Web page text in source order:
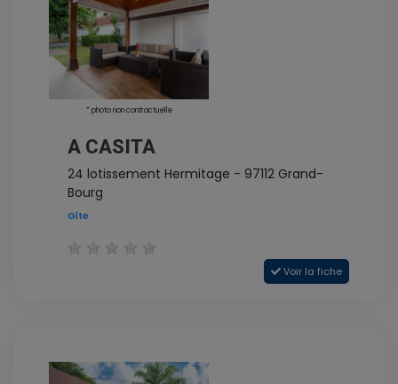
* photo non contractuelle
A CASITA
24 lotissement Hermitage - 97112 Grand-
Bourg
Gîte
Voir la fiche